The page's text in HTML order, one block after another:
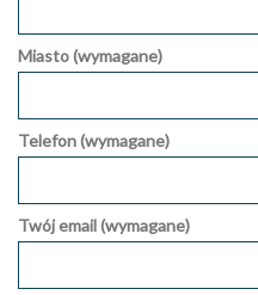
Miasto (wymagane)
Telefon (wymagane)
Twój email (wymagane)